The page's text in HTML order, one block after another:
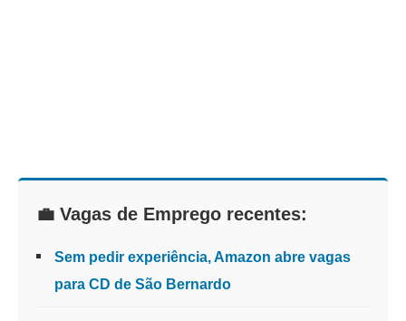
💼 Vagas de Emprego recentes:
Sem pedir experiência, Amazon abre vagas
para CD de São Bernardo